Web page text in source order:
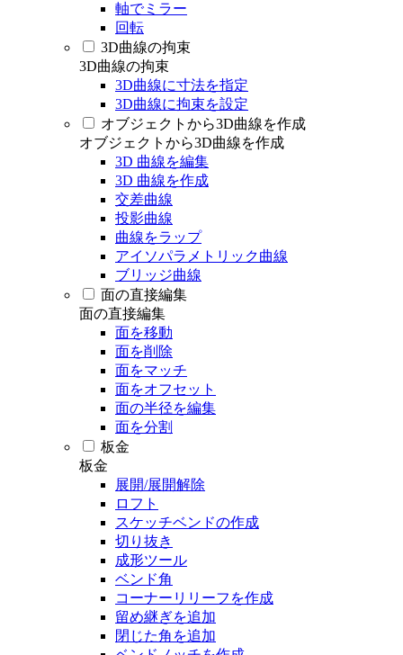
軸でミラー
回転
3D曲線の拘束
3D曲線の拘束
3D曲線に寸法を指定
3D曲線に拘束を設定
オブジェクトから3D曲線を作成
オブジェクトから3D曲線を作成
3D 曲線を編集
3D 曲線を作成
交差曲線
投影曲線
曲線をラップ
アイソパラメトリック曲線
ブリッジ曲線
面の直接編集
面の直接編集
面を移動
面を削除
面をマッチ
面をオフセット
面の半径を編集
面を分割
板金
板金
展開/展開解除
ロフト
スケッチベンドの作成
切り抜き
成形ツール
ベンド角
コーナーリリーフを作成
留め継ぎを追加
閉じた角を追加